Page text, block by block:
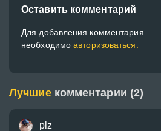
Оставить комментарий
Для добавления комментария
необходимоавторизоваться.
Лучшие комментарии (2)
plz